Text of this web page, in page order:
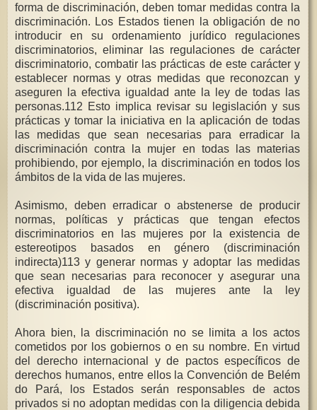
forma de discriminación, deben tomar medidas contra la
discriminación. Los Estados tienen la obligación de no
introducir en su ordenamiento jurídico regulaciones
discriminatorios, eliminar las regulaciones de carácter
discriminatorio, combatir las prácticas de este carácter y
establecer normas y otras medidas que reconozcan y
aseguren la efectiva igualdad ante la ley de todas las
personas.112 Esto implica revisar su legislación y sus
prácticas y tomar la iniciativa en la aplicación de todas
las medidas que sean necesarias para erradicar la
discriminación contra la mujer en todas las materias
prohibiendo, por ejemplo, la discriminación en todos los
ámbitos de la vida de las mujeres.
Asimismo, deben erradicar o abstenerse de producir
normas, políticas y prácticas que tengan efectos
discriminatorios en las mujeres por la existencia de
estereotipos basados en género (discriminación
indirecta)113 y generar normas y adoptar las medidas
que sean necesarias para reconocer y asegurar una
efectiva igualdad de las mujeres ante la ley
(discriminación positiva).
Ahora bien, la discriminación no se limita a los actos
cometidos por los gobiernos o en su nombre. En virtud
del derecho internacional y de pactos específicos de
derechos humanos, entre ellos la Convención de Belém
do Pará, los Estados serán responsables de actos
privados si no adoptan medidas con la diligencia debida